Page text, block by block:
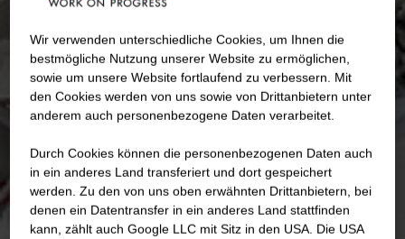
Wir verwenden unterschiedliche Cookies, um Ihnen die
best­mögliche Nutzung unserer Website zu ermöglichen,
sowie um unsere Website fortlaufend zu verbessern. Mit
den Cookies werden von uns sowie von Drittanbietern unter
anderem auch personenbezogene Daten verarbeitet.
Durch Cookies können die personenbezogenen Daten auch
in ein anderes Land transferiert und dort gespeichert
werden. Zu den von uns oben erwähnten Drittanbietern, bei
denen ein Datentransfer in ein anderes Land stattfinden
kann, zählt auch Google LLC mit Sitz in den USA. Die USA